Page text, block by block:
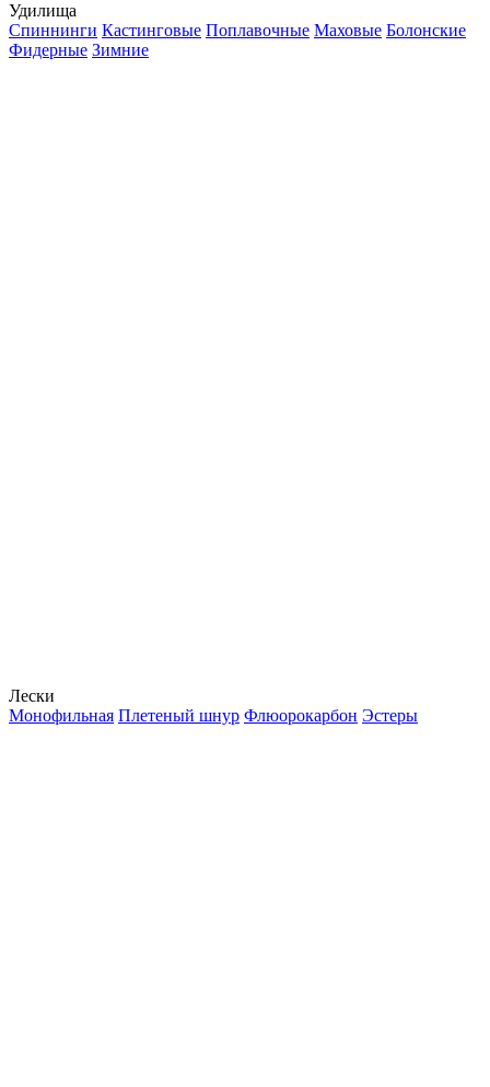
Удилища
Спиннинги Кастинговые Поплавочные Маховые Болонские
Фидерные Зимние
Лески
Монофильная Плетеный шнур Флюорокарбон Эстеры